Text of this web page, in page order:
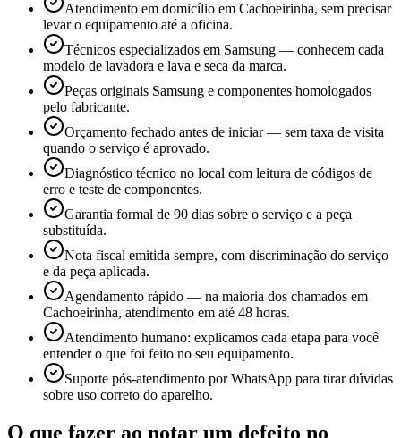
Atendimento em domicílio em Cachoeirinha, sem precisar
levar o equipamento até a oficina.
Técnicos especializados em Samsung — conhecem cada
modelo de lavadora e lava e seca da marca.
Peças originais Samsung e componentes homologados
pelo fabricante.
Orçamento fechado antes de iniciar — sem taxa de visita
quando o serviço é aprovado.
Diagnóstico técnico no local com leitura de códigos de
erro e teste de componentes.
Garantia formal de 90 dias sobre o serviço e a peça
substituída.
Nota fiscal emitida sempre, com discriminação do serviço
e da peça aplicada.
Agendamento rápido — na maioria dos chamados em
Cachoeirinha, atendimento em até 48 horas.
Atendimento humano: explicamos cada etapa para você
entender o que foi feito no seu equipamento.
Suporte pós-atendimento por WhatsApp para tirar dúvidas
sobre uso correto do aparelho.
O que fazer ao notar um defeito no